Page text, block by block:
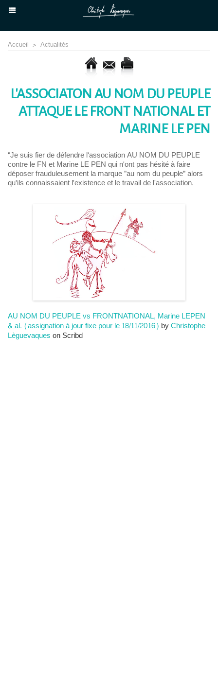
Accueil > Actualités
L'ASSOCIATON AU NOM DU PEUPLE
ATTAQUE LE FRONT NATIONAL ET
MARINE LE PEN
"Je suis fier de défendre l'association AU NOM DU PEUPLE
contre le FN et Marine LE PEN qui n'ont pas hésité à faire
déposer frauduleusement la marque "au nom du peuple" alors
qu'ils connaissaient l'existence et le travail de l'association.
AU NOM DU PEUPLE vs FRONTNATIONAL, Marine LEPEN
& al. (assignation à jour fixe pour le 18/11/2016) by Christophe
Lèguevaques on Scribd